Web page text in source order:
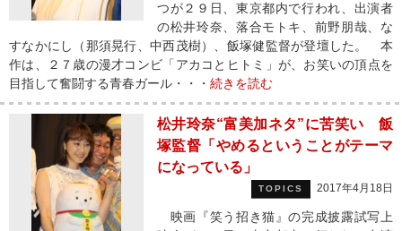
つが２９日、東京都内で行われ、出演者
の松井玲奈、落合モトキ、前野朋哉、な
すなかにし（那須晃行、中西茂樹）、飯塚健監督が登壇した。 本
作は、２７歳の漫才コンビ「アカコとヒトミ」が、お笑いの頂点を
目指して奮闘する青春ガール・・・ 続きを読む
松井玲奈“富美加ネタ”に苦笑い 飯
塚監督「やめるということがテーマ
になっている」
TOPICS 2017年4月18日
映画『笑う招き猫』の完成披露試写上